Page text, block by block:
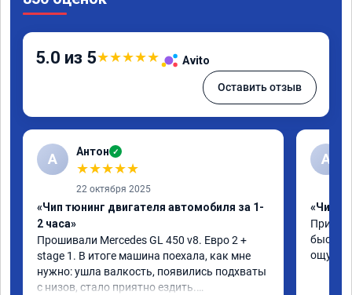
5.0 из 5★★★★★ Avito
Оставить отзыв
А Антон ✓
★★★★★
22 октября 2025
«Чип тюнинг двигателя автомобиля за 1-
2 часа»
Прошивали Mercedes GL 450 v8. Евро 2 +
stage 1. В итоге машина поехала, как мне
нужно: ушла валкость, появились подхваты
с низов, стало приятно ездить.
A
«Чип